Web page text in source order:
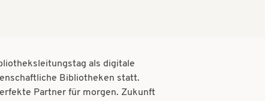
als digitale
Bibliotheken statt.
Partner für morgen. Zukunft